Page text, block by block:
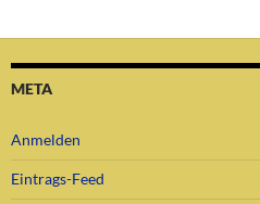
META
Anmelden
Eintrags-Feed